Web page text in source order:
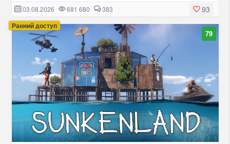
93
03.08.2026 681 680 383
Ранний доступ
79